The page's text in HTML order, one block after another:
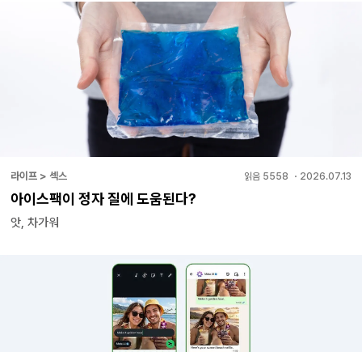
라이프 > 섹스 읽음 5558 ・ 2026.07.13
아이스팩이 정자 질에 도움된다?
앗, 차가워